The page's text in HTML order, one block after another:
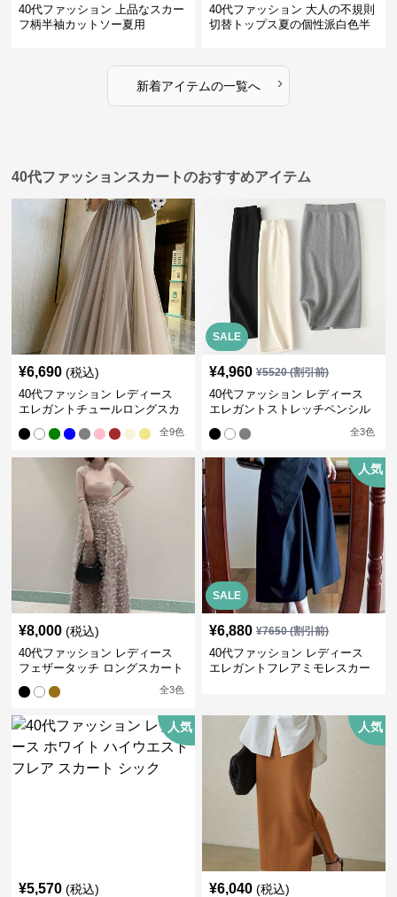
40代ファッション 上品なスカー
フ柄半袖カットソー夏用
40代ファッション 大人の不規則
切替トップス夏の個性派白色半
新着アイテムの一覧へ ›
40代ファッションスカートのおすすめアイテム
¥6,690 (税込)
40代ファッション レディース
エレガントチュールロングスカ
全9色
SALE
¥4,960 ¥5520(割引前)
40代ファッション レディース
エレガントストレッチペンシル
全3色
¥8,000 (税込)
40代ファッション レディース
フェザータッチ ロングスカート
全3色
SALE
人気
¥6,880 ¥7650(割引前)
40代ファッション レディース
エレガントフレアミモレスカー
人気
¥5,570 (税込)
人気
¥6,040 (税込)